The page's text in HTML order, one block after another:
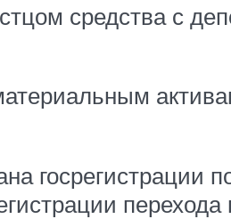
средства с
госрегистрации
перехода